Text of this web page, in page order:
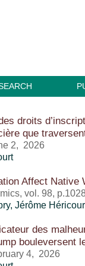
droits
que
2, 2026
Affect Native
vol. 98,
Jérôme
des
bouleversent
4, 2026